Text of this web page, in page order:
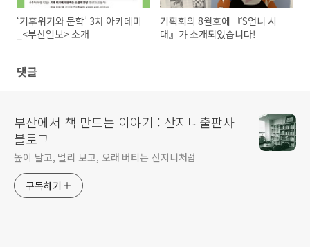
‘기후위기와 문학’ 3차 아카데미
_<부산일보> 소개
기획회의 8월호에 『S언니 시
대』가 소개되었습니다!
댓글
부산에서 책 만드는 이야기 : 산지니출판사
블로그
높이 날고, 멀리 보고, 오래 버티는 산지니처럼
구독하기